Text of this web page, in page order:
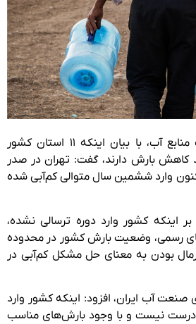
سخنگوی شرکت مدیریت منابع آب، با بیان اینکه ۱۱ استان کشور
از ۱۰ درصد کاهش بارش دارند، گفت: تهران در صدر
وارد ششمین سال متوالی کم‌آبی شده
اینکه کشور وارد دوره ترسالی نشده،
رسمی، وضعیت بارش کشور در محدوده
نرمال بودن به معنای حل مشکل کم‌آبی در
آب ایران، افزود:‌ اینکه کشور وارد
درست نیست و با وجود بارش‌های مناسب